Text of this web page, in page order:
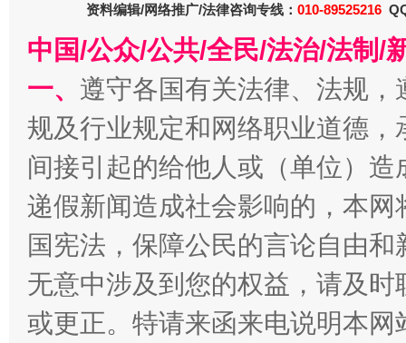
千年窑火 生生不息 一
资料编辑/网络推广/法律咨询专线： 010-89525216
中国/公众/公共/全民/法治/法制/
一、 遵守各国有关法律、法规
规及行业规定和网络职业道德
间接引起的给他人或（单位）
递假新闻造成社会影响的，本
国宪法，保障公民的言论自由
无意中涉及到您的权益，请及
或更正。特请来函来电说明本